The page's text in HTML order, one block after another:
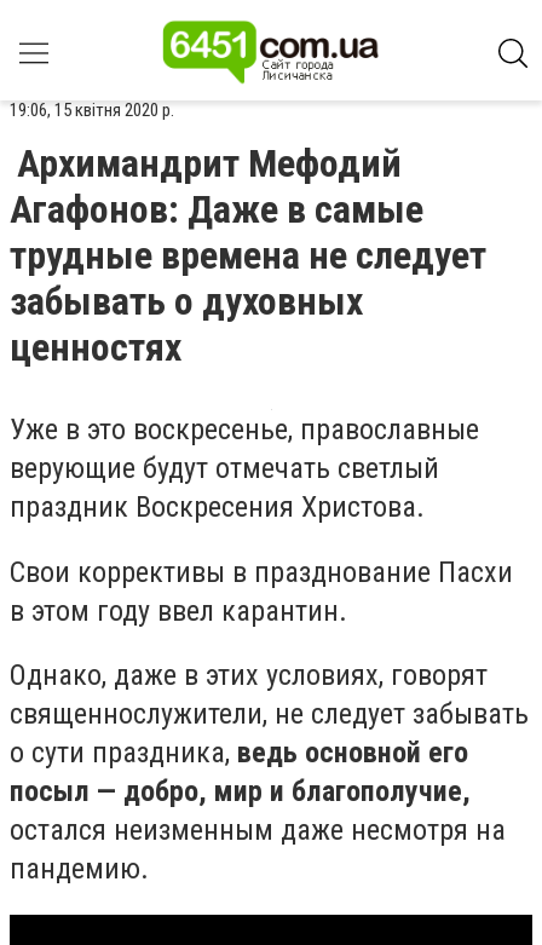
19:06, 15 квітня 2020 р.
Архимандрит Мефодий
Агафонов: Даже в самые
трудные времена не следует
забывать о духовных
ценностях
Уже в это воскресенье, православные
верующие будут отмечать светлый
праздник Воскресения Христова.
Свои коррективы в празднование Пасхи
в этом году ввел карантин.
Однако, даже в этих условиях, говорят
священнослужители, не следует забывать
о сути праздника, ведь основной его
посыл — добро, мир и благополучие,
остался неизменным даже несмотря на
пандемию.